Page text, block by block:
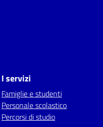
I servizi
Famiglie e studenti
Personale scolastico
Percorsi di studio